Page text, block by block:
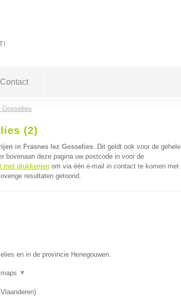
Contact
Gosselies
(2)
in Frasnes lez Gosselies. Dit geldt ook voor de gehele
bovenaan deze pagina uw postcode in voor de
met drukkerijenom via één e-mail in contact te komen met
resultaten getoond.
en in de provincie Henegouwen.
▼
)